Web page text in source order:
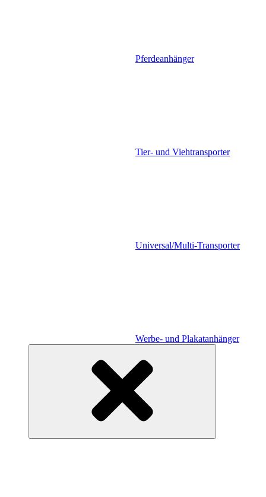
Pferdeanhänger
Tier- und Viehtransporter
Universal/Multi-Transporter
Werbe- und Plakatanhänger